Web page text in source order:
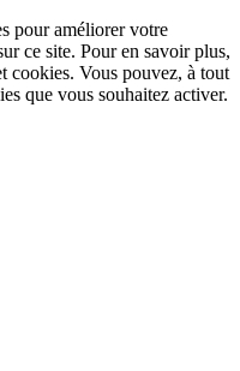
pour améliorer votre
ce site. Pour en savoir plus,
cookies. Vous pouvez, à tout
que vous souhaitez activer.